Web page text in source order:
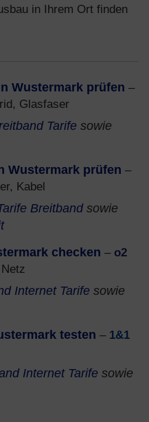
in Ihrem Ort finden
Wustermark prüfen –
Glasfaser
Tarife sowie
Wustermark prüfen –
Kabel
Breitbandsowie
checken – o2
Internet Tarife sowie
testen – 1&1
Internet Tarife sowie